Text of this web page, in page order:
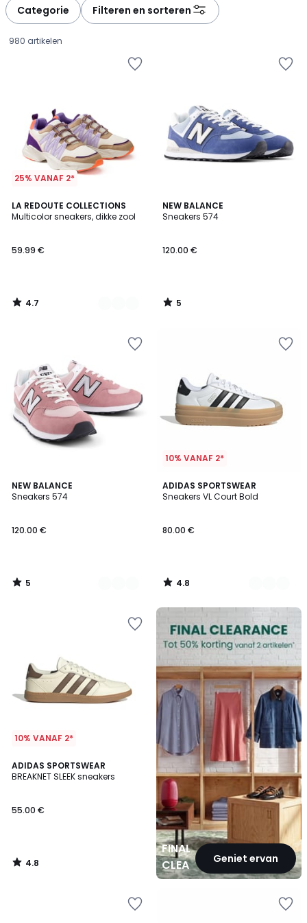
Categorie Filteren en sorteren
980 artikelen
25% VANAF 2*
LA REDOUTE COLLECTIONS
Multicolor sneakers, dikke zool
€.
59.99 €
4.7
/ 5
2
Kleuren
4.7
/
NEW BALANCE
Sneakers 574
120.00 €
5
/
5
/
NEW BALANCE
Sneakers 574
120.00 €
5
/
2
Kleuren
5
/
10% VANAF 2*
ADIDAS SPORTSWEAR
Sneakers VL Court Bold
80.00 €
4.8
/ 5
4
Kleuren
4.8
/
10% VANAF 2*
ADIDAS SPORTSWEAR
BREAKNET SLEEK sneakers
55.00 €
4.8
/ 5
4.8
/
FINAL
CLEARANCEGeniet ervan
FINAL
CLEARANCE